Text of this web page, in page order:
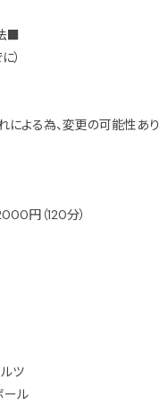
■
）
よる為、変更の可能性あり
円（120分）
ルツ
ール